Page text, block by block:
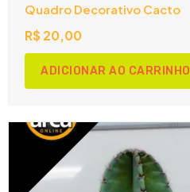
Quadro Decorativo Cacto
R$20,00
ADICIONAR AO CARRINHO